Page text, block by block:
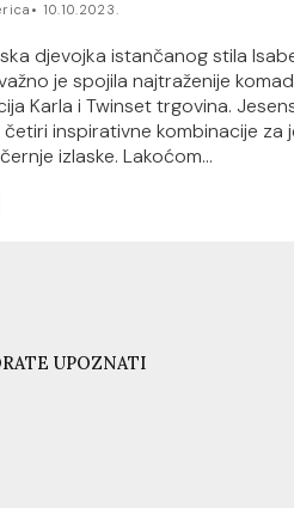
10.10.2023.
djevojka istančanog stila
je spojila najtraženije
Karla i Twinset trgovina.
inspirativne kombinacije za
izlaske. Lakoćom...
UPOZNATI